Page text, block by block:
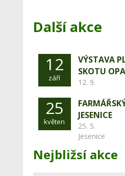
Další akce
12
září
VÝSTAVA
SKOTU
12. 9.
25
květen
JESENICE
25. 5.
Jesenice
Nejbližsí akce